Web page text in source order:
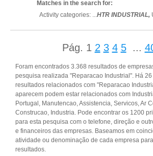
Matches in the search for:
Activity categories: ...HTR INDUSTRIAL,
Pág. 1 2 3 4 5 ...
Foram encontrados 3.368 resultados de
pesquisa realizada "Reparacao Industrial". Há
resultados relacionados com "Reparacao
aparecem podem estar relacionados com
Portugal, Manutencao, Assistencia, Servicos, Ar
Construcao, Industria. Pode encontrar os 1200
para esta pesquisa com o telefone, direção e
e financeiros das empresas. Baseamos em
atividade ou denominação de cada empresa
resultados.